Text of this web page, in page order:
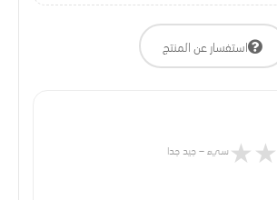
استفسار عن المنتج
★★ سيء – جيد جدا